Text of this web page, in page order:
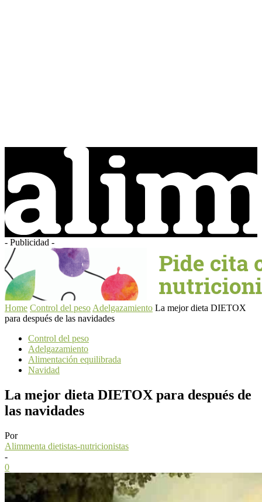
- Publicidad -
Home Control del peso Adelgazamiento La mejor dieta DIETOX
para después de las navidades
Control del peso
Adelgazamiento
Alimentación equilibrada
Navidad
La mejor dieta DIETOX para después de
las navidades
Por
Alimmenta dietistas-nutricionistas
-
0